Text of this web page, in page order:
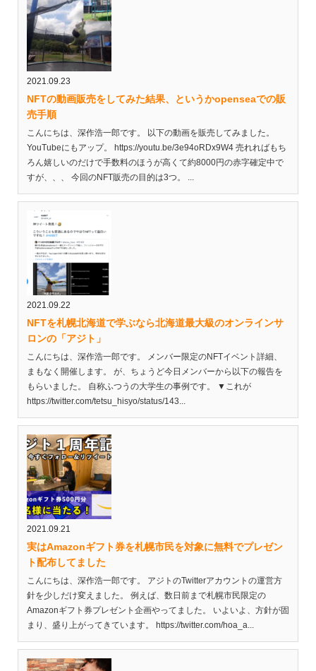
2021.09.23
NFTの動画販売をしてみた結果、というかopenseaでの販
売手順
こんにちは、深作浩一郎です。 以下の動画を販売してみました。
YouTubeにもアップ。 https://youtu.be/3e94oRDx9W4 売れればもち
ろん嬉しいのだけで手数料のほうが高くて約8000円の赤字確定中で
すが、、、 今回のNFT販売の目的は3つ。 ...
2021.09.22
NFTを札幌北海道で学ぶなら北海道最大級のオンラインサ
ロンの「アジト」
こんにちは、深作浩一郎です。 メンバー限定のNFTイベント詳細、
まもなく開催します。 が、ちょうど今日メンバーから以下の報告を
もらいました。 自称ふつうの大学生の事例です。 ▼これが
https://twitter.com/tetsu_hisyo/status/143...
2021.09.21
実はAmazonギフト券を札幌市民を対象に無料でプレゼン
ト配布してました
こんにちは、深作浩一郎です。 アジトのTwitterアカウントの運営方
針を少しだけ変えました。 例えば、数日前まで札幌市民限定の
Amazonギフト券プレゼント企画やってました。 いよいよ、方針が固
まり、盛り上がってきています。 https://twitter.com/hoa_a...